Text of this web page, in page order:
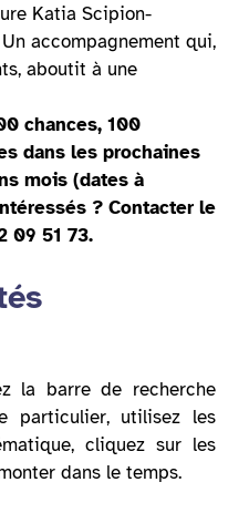
Katia Scipion-
accompagnement qui,
aboutit à une
chances, 100
dans les prochaines
mois (dates à
? Contacter le
09 51 73.
la barre de recherche
particulier, utilisez les
cliquez sur les
dans le temps.